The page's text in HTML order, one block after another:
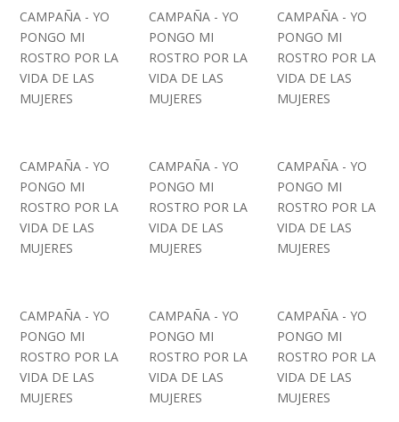
CAMPAÑA - YO
PONGO MI
ROSTRO POR LA
VIDA DE LAS
MUJERES
CAMPAÑA - YO
PONGO MI
ROSTRO POR LA
VIDA DE LAS
MUJERES
CAMPAÑA - YO
PONGO MI
ROSTRO POR LA
VIDA DE LAS
MUJERES
CAMPAÑA - YO
PONGO MI
ROSTRO POR LA
VIDA DE LAS
MUJERES
CAMPAÑA - YO
PONGO MI
ROSTRO POR LA
VIDA DE LAS
MUJERES
CAMPAÑA - YO
PONGO MI
ROSTRO POR LA
VIDA DE LAS
MUJERES
CAMPAÑA - YO
PONGO MI
ROSTRO POR LA
VIDA DE LAS
MUJERES
CAMPAÑA - YO
PONGO MI
ROSTRO POR LA
VIDA DE LAS
MUJERES
CAMPAÑA - YO
PONGO MI
ROSTRO POR LA
VIDA DE LAS
MUJERES